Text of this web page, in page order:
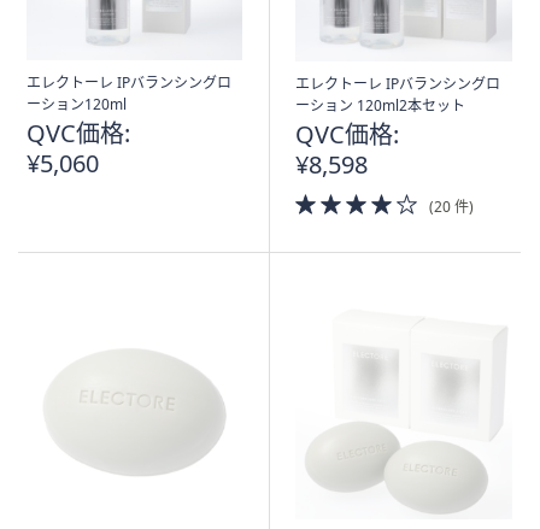
エレクトーレ IPバランシングロ
ーション120ml
QVC価格:
¥5,060
エレクトーレ IPバランシングロ
ーション 120ml2本セット
QVC価格:
¥8,598
4.0
of
(20 件)